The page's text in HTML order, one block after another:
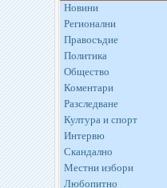
Новини
Регионални
Правосъдие
Политика
Общество
Коментари
Разследване
Култура и спорт
Интервю
Скандално
Местни избори
Любопитно